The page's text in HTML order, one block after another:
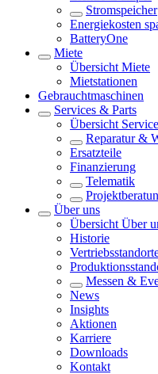
Stromspeicher
Energiekosten
BatteryOne
Miete
Übersicht Miete
Mietstationen
Gebrauchtmaschinen
Services & Parts
Übersicht
Reparatur &
Ersatzteile
Finanzierung
Telematik
Über uns
Übersicht Über
Historie
Messen &
News
Insights
Aktionen
Karriere
Downloads
Kontakt